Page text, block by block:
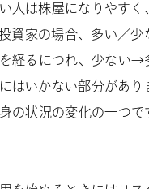
人は株屋になりやす
資家の場合、多い／
経るにつれ、少ない
はいかない部分があ
の状況の変化の一つ